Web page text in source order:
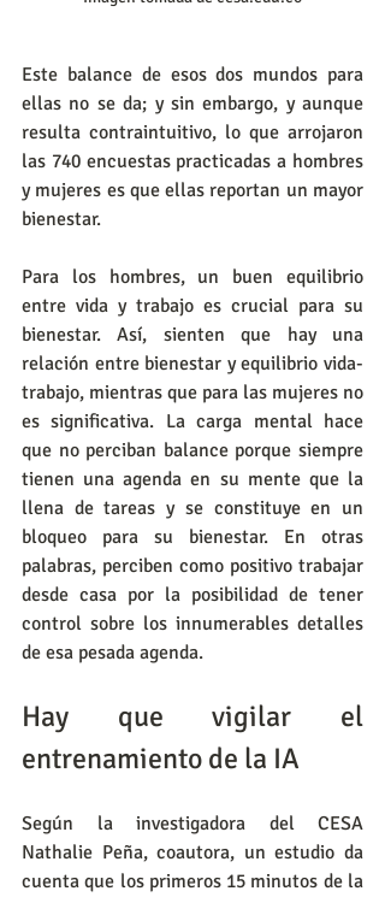
Este balance de esos dos mundos para
ellas no se da; y sin embargo, y aunque
resulta contraintuitivo, lo que arrojaron
las 740 encuestas practicadas a hombres
y mujeres es que ellas reportan un mayor
bienestar.
Para los hombres, un buen equilibrio
entre vida y trabajo es crucial para su
bienestar. Así, sienten que hay una
relación entre bienestar y equilibrio vida-
trabajo, mientras que para las mujeres no
es significativa. La carga mental hace
que no perciban balance porque siempre
tienen una agenda en su mente que la
llena de tareas y se constituye en un
bloqueo para su bienestar. En otras
palabras, perciben como positivo trabajar
desde casa por la posibilidad de tener
control sobre los innumerables detalles
de esa pesada agenda.
Hay que vigilar el
entrenamiento de la IA
Según la investigadora del CESA
Nathalie Peña, coautora, un estudio da
cuenta que los primeros 15 minutos de la